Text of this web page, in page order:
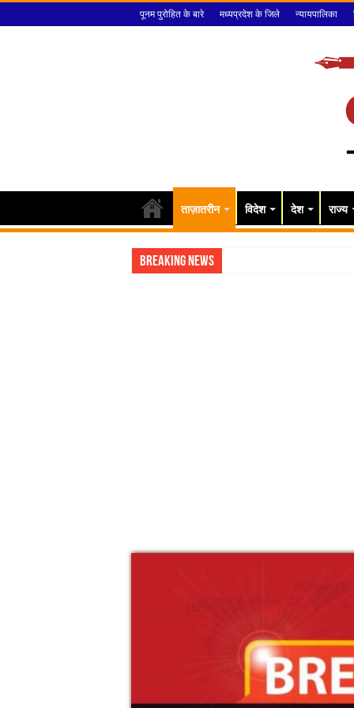
पूनम पुरोहित के बारे मध्यप्रदेश के जिले न्यायपालिका
ताज़ातरीन विदेश देश राज्य
Breaking News